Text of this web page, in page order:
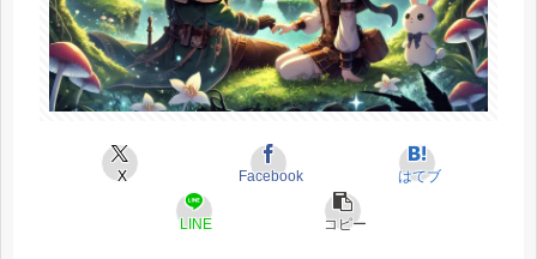
X Facebook はてブ
LINE コピー